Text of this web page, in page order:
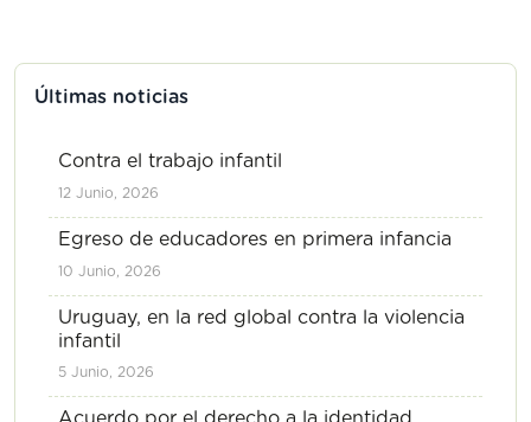
Últimas noticias
Contra el trabajo infantil
12 Junio, 2026
Egreso de educadores en primera infancia
10 Junio, 2026
Uruguay, en la red global contra la violencia
infantil
5 Junio, 2026